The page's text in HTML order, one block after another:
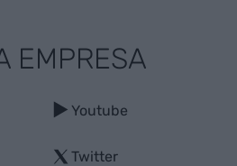
EMPRESA
Youtube
Twitter